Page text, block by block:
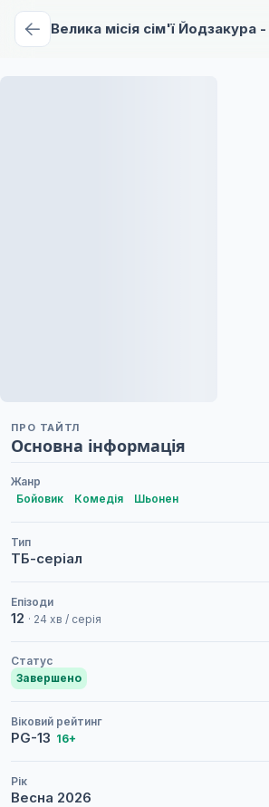
Велика місія сім'ї Йодзакура
ПРО ТАЙТЛ
Основна інформація
Жанр
Бойовик
Комедія Шьонен
Тип
ТБ-серіал
Епізоди
12 · 24 хв / серія
Статус
Завершено
Віковий рейтинг
PG-13 16+
Рік
Весна 2026